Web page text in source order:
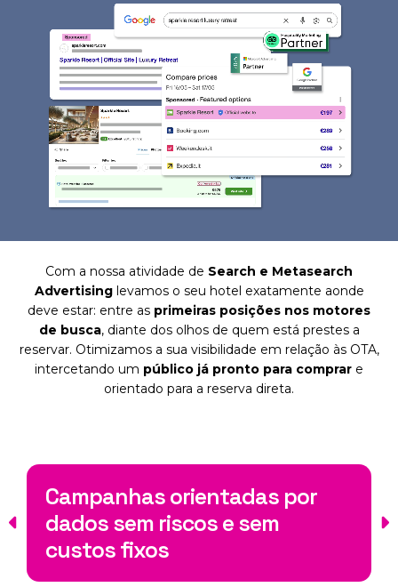
Com a nossa atividade de Search e Metasearch
Advertisinglevamos o seu hotel exatamente aonde
deve estar: entre as primeiras posições nos motores
de busca, diante dos olhos de quem está prestes a
reservar. Otimizamos a sua visibilidade em relação às OTA,
intercetando um público já pronto para comprar e
orientado para a reserva direta.
Máxima visibilidade nos
resultados de pesquisa
aumentar as conversões